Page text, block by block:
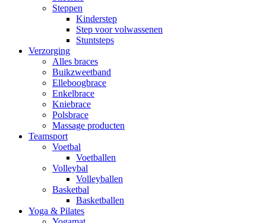
Steppen
Kinderstep
Step voor volwassenen
Stuntsteps
Verzorging
Alles braces
Buikzweetband
Elleboogbrace
Enkelbrace
Kniebrace
Polsbrace
Massage producten
Teamsport
Voetbal
Voetballen
Volleybal
Volleyballen
Basketbal
Basketballen
Yoga & Pilates